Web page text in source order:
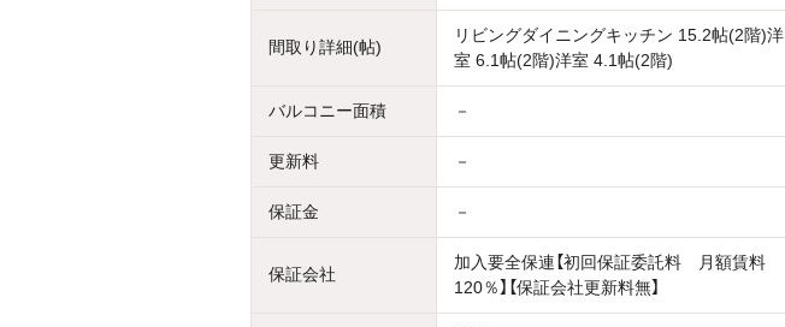
間取り詳細(帖)
リビングダイニングキッチン 15.2帖(2階)洋
室 6.1帖(2階)洋室 4.1帖(2階)
バルコニー面積 －
更新料 －
保証金 －
保証会社
加入要全保連【初回保証委託料 月額賃料
120％】【保証会社更新料無】